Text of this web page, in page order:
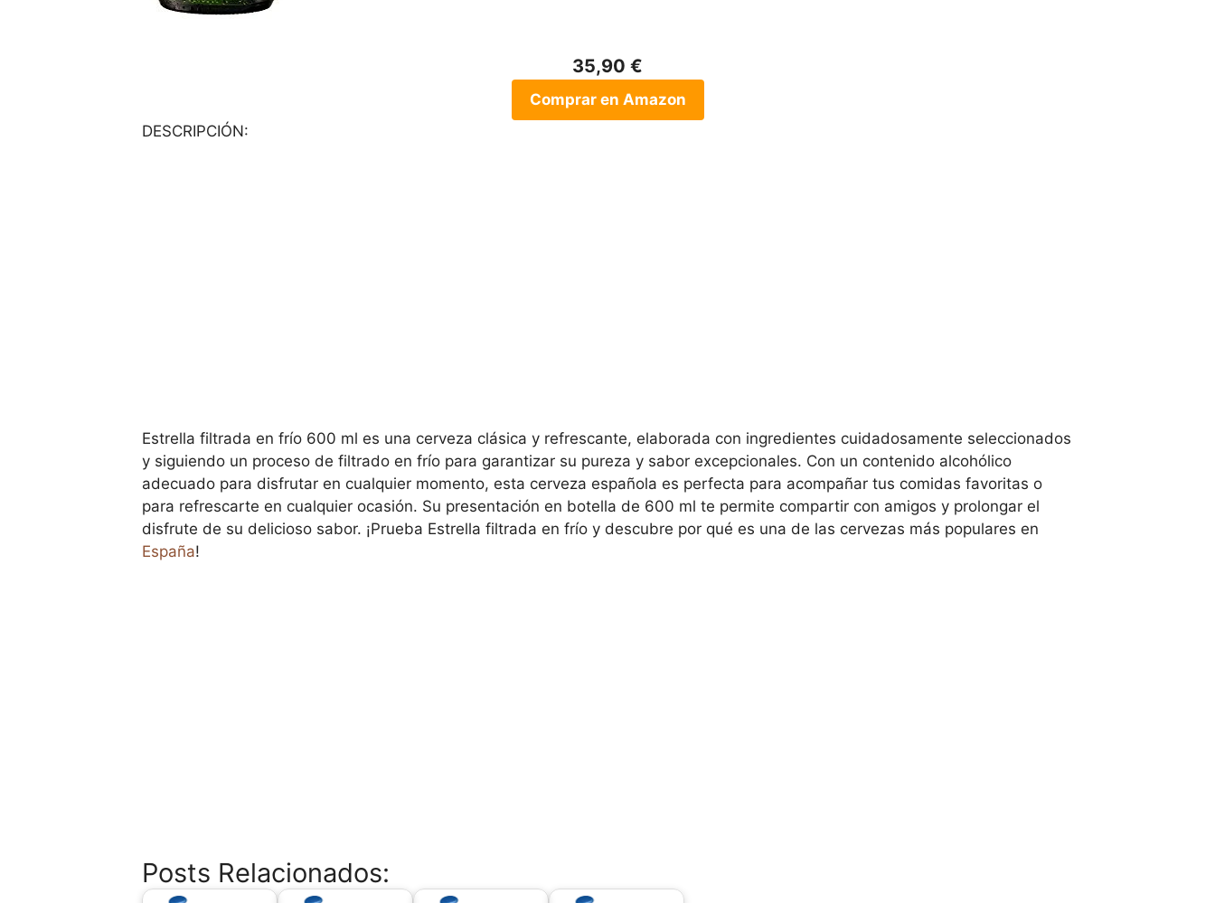
35,90 €
Comprar en Amazon
DESCRIPCIÓN:
Estrella filtrada en frío 600 ml es una cerveza clásica y refrescante, elaborada con ingredientes cuidadosamente seleccionados
y siguiendo un proceso de filtrado en frío para garantizar su pureza y sabor excepcionales. Con un contenido alcohólico
adecuado para disfrutar en cualquier momento, esta cerveza española es perfecta para acompañar tus comidas favoritas o
para refrescarte en cualquier ocasión. Su presentación en botella de 600 ml te permite compartir con amigos y prolongar el
disfrute de su delicioso sabor. ¡Prueba Estrella filtrada en frío y descubre por qué es una de las cervezas más populares en
España!
Posts Relacionados: